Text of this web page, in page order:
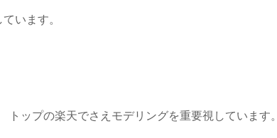
います。
ップの楽天でさえモデリングを重要視しています。